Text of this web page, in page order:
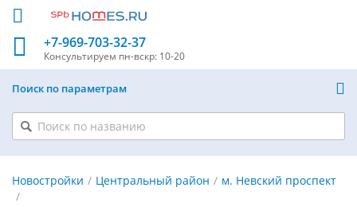
+7-969-703-32-37
Консультируем пн-вскр: 10-20
Поиск по параметрам
Новостройки Центральный район м. Невский проспект